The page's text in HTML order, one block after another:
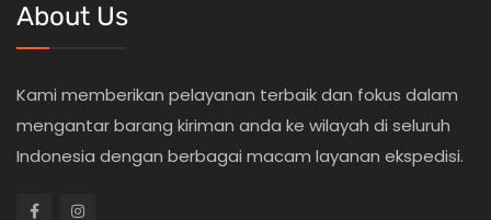
About Us
Kami memberikan pelayanan terbaik dan fokus dalam
mengantar barang kiriman anda ke wilayah di seluruh
Indonesia dengan berbagai macam layanan ekspedisi.